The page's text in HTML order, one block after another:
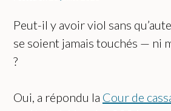
Peut-il y avoir viol sans
se soient jamais touchés — ni
?
Oui, a répondu la Cour de